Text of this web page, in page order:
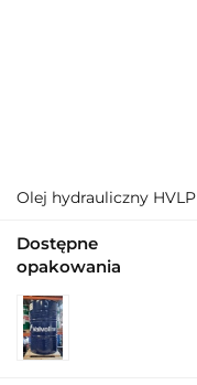
Olej hydrauliczny HVLP
Dostępne
opakowania